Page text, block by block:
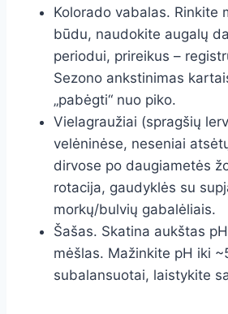
Kolorado vabalas. Rinkite
būdu, naudokite augalų
periodui, prireikus –
Sezono ankstinimas
„pabėgti“ nuo piko.
Vielagraužiai (spragšių
velėninėse, neseniai
dirvose po daugiametės
rotacija, gaudyklės su
morkų/bulvių gabalėliais.
Šašas. Skatina aukštas
mėšlas. Mažinkite pH iki
subalansuotai, laistykite